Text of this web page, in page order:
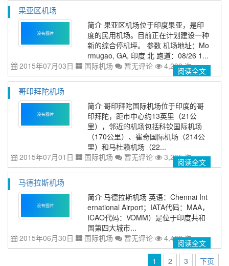
果亚区机场
简介 果亚区机场位于印度果亚，是印
度的民用机场。目前正在计划建设一种
新的综合停机坪。 参数 机场地址：Mo
rmugao, GA, 印度 北 跑道：08/26 1...
2015年07月03日
国际机场 暂无评论 4,238 次阅读全文
哥印拜陀机场
简介 哥印拜陀国际机场位于印度的哥
印拜陀，距市中心约13英里（21公
里），邻近的机场包括科钦国际机场
（170公里）、崔奇国际机场（214公
里）和马杜赖机场（22...
2015年07月01日
国际机场 暂无评论 3,295 次阅读全文
马德拉斯机场
简介 马德拉斯机场 英语：Chennai Int
ernational Airport；IATA代码：MAA，
ICAO代码：VOMM）是位于印度共和
国第四大城市...
2015年06月30日
国际机场 暂无评论 4,489 次阅读全文
1
2 3 下页